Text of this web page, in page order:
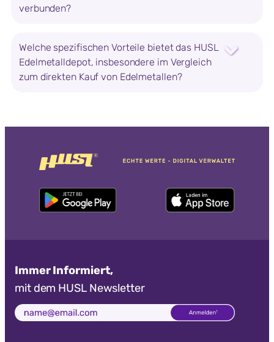
verbunden?
Welche spezifischen Vorteile bietet das HUSL
Edelmetalldepot, insbesondere im Vergleich
zum direkten Kauf von Edelmetallen?
Immer Informiert,
mit dem HUSL Newsletter